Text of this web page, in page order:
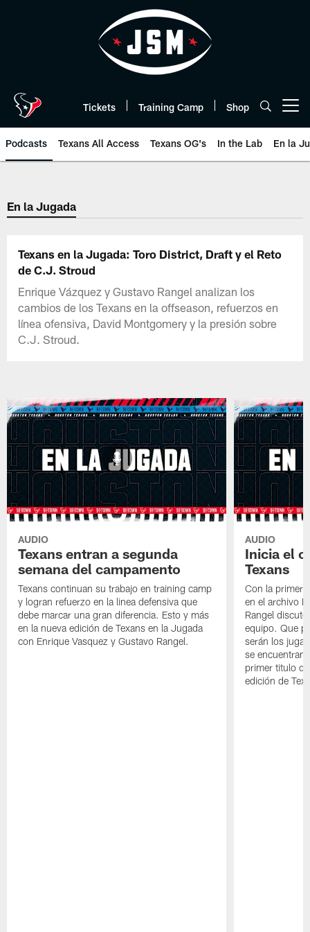
Tickets Training Camp Shop
Podcasts Texans All Access Texans OG's In the Lab En la
Texans Listen | Houston Texans
En la Jugada
Texans en la Jugada: Toro District, Draft y el Reto
de C.J. Stroud
Enrique Vázquez y Gustavo Rangel analizan los
cambios de los Texans en la offseason, refuerzos en
línea ofensiva, David Montgomery y la presión sobre
C.J. Stroud.
AUDIO
Texans entran a segunda
semana del campamento
Texans continuan su trabajo en training camp
y logran refuerzo en la linea defensiva que
debe marcar una gran diferencia. Esto y más
en la nueva edición de Texans en la Jugada
con Enrique Vasquez y Gustavo Rangel.
AUDIO
Inicia el
Texans
Con la
en el archivo
Rangel
equipo. Que
serán los
se encuentran
primer titulo
edición de